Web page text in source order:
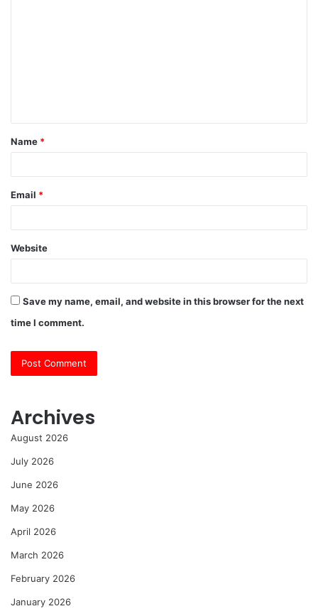
t
*
Name *
Email *
Website
Save my name, email, and website in this browser for the next
time I comment.
Archives
August 2026
July 2026
June 2026
May 2026
April 2026
March 2026
February 2026
January 2026